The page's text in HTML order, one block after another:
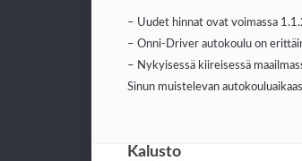
– Uudet hinnat ovat voimassa
– Onni-Driver autokoulu on
– Nykyisessä kiireisessä
Sinun muistelevan
Kalusto